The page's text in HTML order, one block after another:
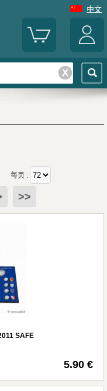
中文
每页 :
>>
SAFE
5.90 €